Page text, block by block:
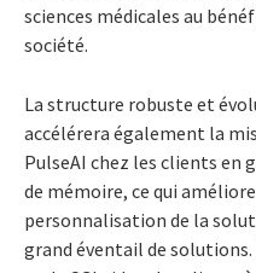
sciences médicales au
société.
La structure robuste et
accélérera également la
PulseAI chez les clients en
de mémoire, ce qui
personnalisation de la
grand éventail de